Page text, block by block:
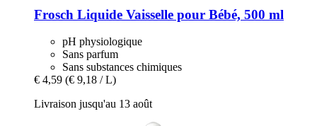
Frosch Liquide Vaisselle pour Bébé, 500 ml
pH physiologique
Sans parfum
Sans substances chimiques
€ 4,59 (€ 9,18 / L)
Livraison jusqu'au 13 août